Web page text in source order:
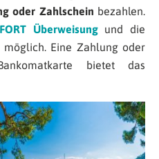
oder Zahlschein bezahlen.
Überweisungund die
möglich. Eine Zahlung oder
bietet das